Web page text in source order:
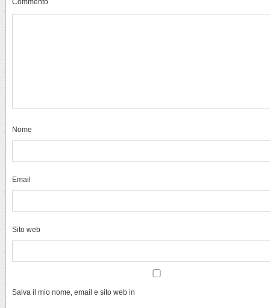
Nome
Email
Sito web
Salva il mio nome, email e sito web in